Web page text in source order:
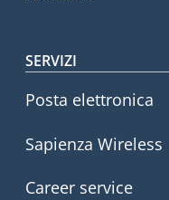
SERVIZI
Posta elettronica
Sapienza Wireless
Career service